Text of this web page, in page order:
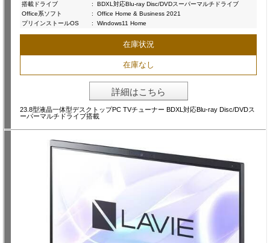
搭載ドライブ :
BDXL対応Blu-ray Disc/DVDスーパーマルチドライブ
Office系ソフト
:
Office Home & Business 2021
プリインストールOS
: Windows11 Home
在庫状況
在庫なし
詳細はこちら
23.8型液晶一体型デスクトップPC TVチューナー BDXL対応Blu-ray Disc/DVDス
ーパーマルチドライブ搭載